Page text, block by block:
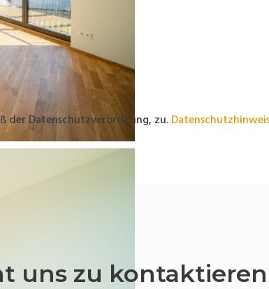
der Datenschutzverordnung, zu.
uns zu kontaktieren